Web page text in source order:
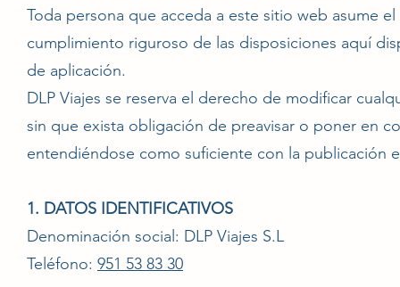
Toda persona que acceda a este sitio web asume
cumplimiento riguroso de las disposiciones aquí
de aplicación.
DLP Viajes se reserva el derecho de modificar
sin que exista obligación de preavisar o poner en
entendiéndose como suficiente con la publicación
1. DATOS IDENTIFICATIVOS
Denominación social: DLP Viajes S.L
Teléfono: 951 53 83 30